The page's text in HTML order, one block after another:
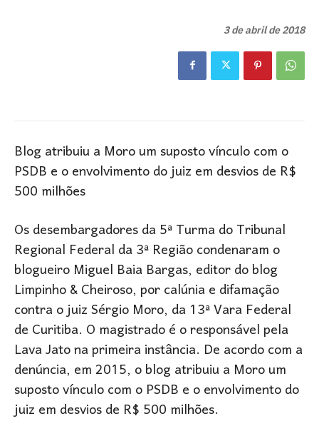
3 de abril de 2018
Blog atribuiu a Moro um suposto vínculo com o
PSDB e o envolvimento do juiz em desvios de R$
500 milhões
Os desembargadores da 5ª Turma do Tribunal
Regional Federal da 3ª Região condenaram o
blogueiro Miguel Baia Bargas, editor do blog
Limpinho & Cheiroso, por calúnia e difamação
contra o juiz Sérgio Moro, da 13ª Vara Federal
de Curitiba. O magistrado é o responsável pela
Lava Jato na primeira instância. De acordo com a
denúncia, em 2015, o blog atribuiu a Moro um
suposto vínculo com o PSDB e o envolvimento do
juiz em desvios de R$ 500 milhões.